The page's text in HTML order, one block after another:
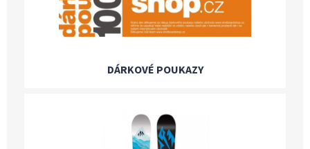
DÁRKOVÉ POUKAZY